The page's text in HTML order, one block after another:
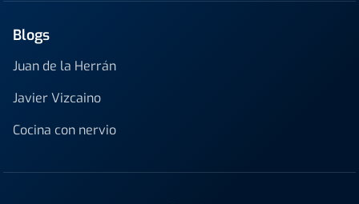
Blogs
Juan de la Herrán
Javier Vizcaino
Cocina con nervio